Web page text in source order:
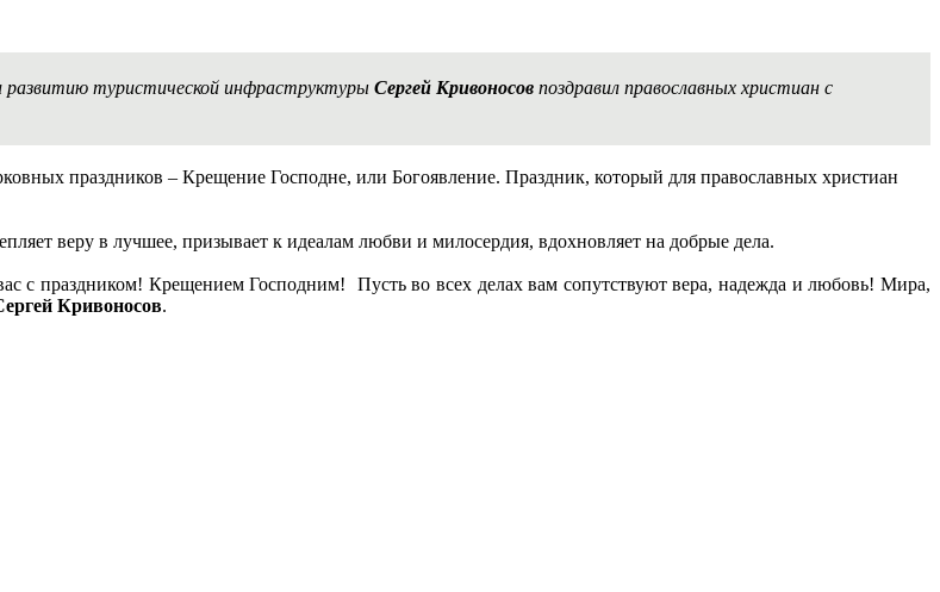
туристической инфраструктуры Сергей Кривоносов поздравил православных христиан с
праздников – Крещение Господне, или Богоявление. Праздник, который для православных христиан
веру в лучшее, призывает к идеалам любви и милосердия, вдохновляет на добрые дела.
с праздником! Крещением Господним! Пусть во всех делах вам сопутствуют вера, надежда и любовь! Мира,
Кривоносов.